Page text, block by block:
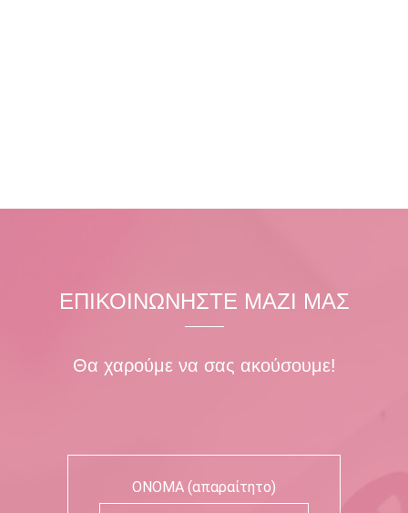
ΕΠΙΚΟΙΝΩΝΗΣΤΕ ΜΑΖΙ ΜΑΣ
Θα χαρούμε να σας ακούσουμε!
ΟΝΟΜΑ (απαραίτητο)